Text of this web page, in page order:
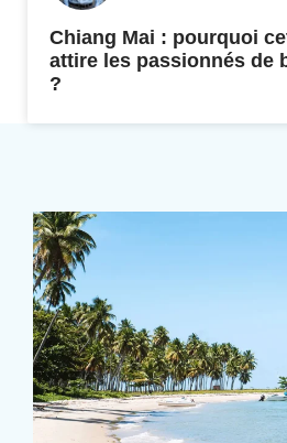
Chiang Mai : pourquoi
attire les passionnés de
?